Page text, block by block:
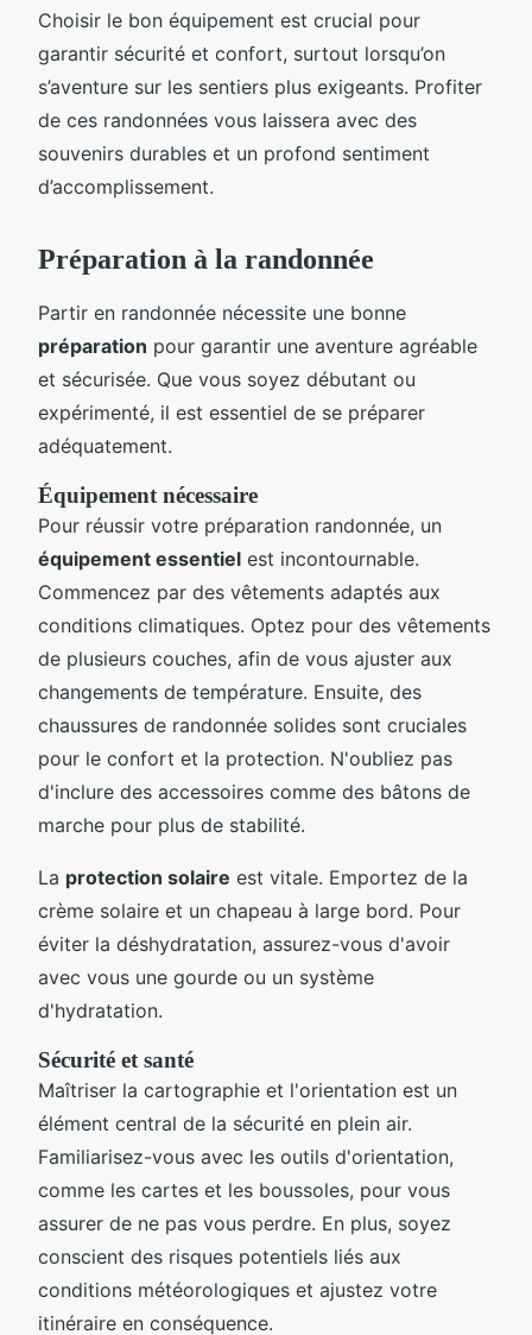
Choisir le bon équipement est crucial pour
garantir sécurité et confort, surtout lorsqu’on
s’aventure sur les sentiers plus exigeants. Profiter
de ces randonnées vous laissera avec des
souvenirs durables et un profond sentiment
d’accomplissement.
Préparation à la randonnée
Partir en randonnée nécessite une bonne
préparation pour garantir une aventure agréable
et sécurisée. Que vous soyez débutant ou
expérimenté, il est essentiel de se préparer
adéquatement.
Équipement nécessaire
Pour réussir votre préparation randonnée, un
équipement essentiel est incontournable.
Commencez par des vêtements adaptés aux
conditions climatiques. Optez pour des vêtements
de plusieurs couches, afin de vous ajuster aux
changements de température. Ensuite, des
chaussures de randonnée solides sont cruciales
pour le confort et la protection. N'oubliez pas
d'inclure des accessoires comme des bâtons de
marche pour plus de stabilité.
La protection solaire est vitale. Emportez de la
crème solaire et un chapeau à large bord. Pour
éviter la déshydratation, assurez-vous d'avoir
avec vous une gourde ou un système
d'hydratation.
Sécurité et santé
Maîtriser la cartographie et l'orientation est un
élément central de la sécurité en plein air.
Familiarisez-vous avec les outils d'orientation,
comme les cartes et les boussoles, pour vous
assurer de ne pas vous perdre. En plus, soyez
conscient des risques potentiels liés aux
conditions météorologiques et ajustez votre
itinéraire en conséquence.